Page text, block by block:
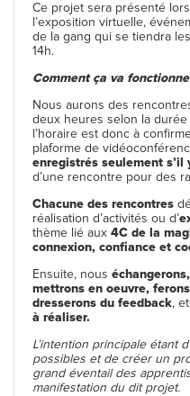
Ce projet sera présenté
l’exposition virtuelle,
de la gang qui se tiendra
14h.
Comment ça va
Nous aurons des
deux heures selon la
l’horaire est donc à
plaforme de
enregistrés seulement s’il
d’une rencontre pour des
Chacune des rencontres
réalisation d’activités ou d’
thème lié aux 4C de la
connexion, confiance et
Ensuite, nous
mettrons en oeuvre,
dresserons du feedback,
à réaliser.
L’intention principale étant
possibles et de créer un
grand éventail des
manifestation du dit projet.